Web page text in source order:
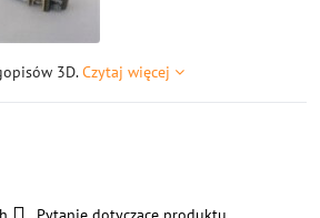
3D.Czytaj więcej